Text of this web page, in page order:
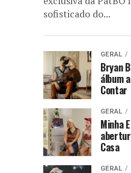
sofisticado do...
GERAL
Bryan
álbum
Contar
GERAL
Minha
Casa
GERAL